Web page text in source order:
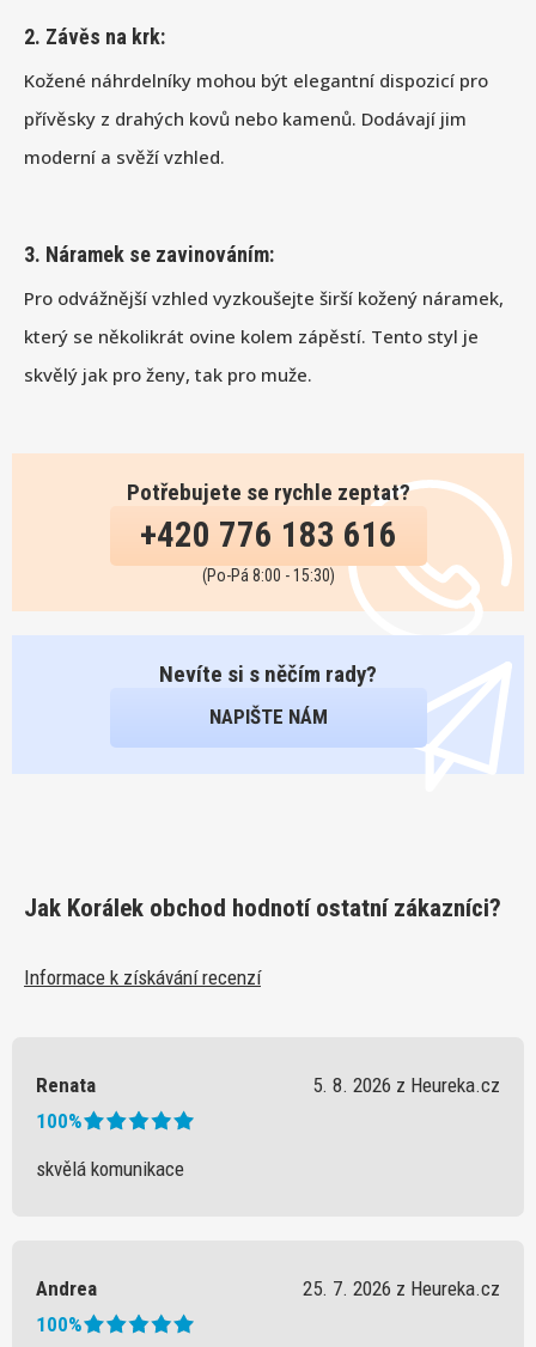
2. Závěs na krk:
Kožené náhrdelníky mohou být elegantní dispozicí pro
přívěsky z drahých kovů nebo kamenů. Dodávají jim
moderní a svěží vzhled.
3. Náramek se zavinováním:
Pro odvážnější vzhled vyzkoušejte širší kožený náramek,
který se několikrát ovine kolem zápěstí. Tento styl je
skvělý jak pro ženy, tak pro muže.
Potřebujete se rychle zeptat?
+420 776 183 616
(Po-Pá 8:00 - 15:30)
Nevíte si s něčím rady?
NAPIŠTE NÁM
Jak Korálek obchod hodnotí ostatní zákazníci?
Informace k získávání recenzí
Renata
5. 8. 2026 z Heureka.cz
100%
skvělá komunikace
Andrea
25. 7. 2026 z Heureka.cz
100%